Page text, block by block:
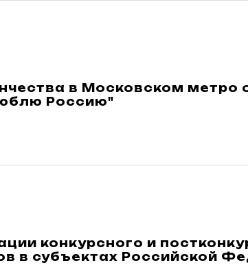
в Московском метро
Россию"
конкурсного и
в субъектах Российской